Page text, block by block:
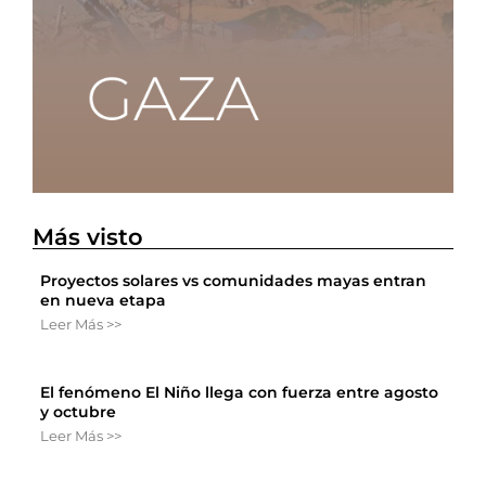
Más visto
Proyectos solares vs comunidades mayas entran
en nueva etapa
Leer Más >>
El fenómeno El Niño llega con fuerza entre agosto
y octubre
Leer Más >>